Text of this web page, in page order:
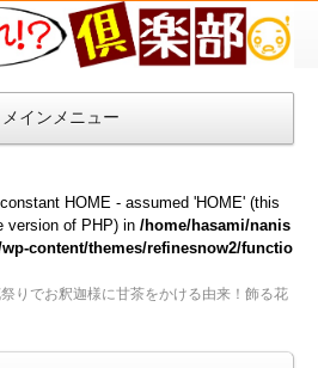
インメニュー
HOME - assumed 'HOME' (this
version of PHP) in /home/hasami/nanis
content/themes/refinesnow2/functio
りでお釈迦様に甘茶をかける由来！飾る花